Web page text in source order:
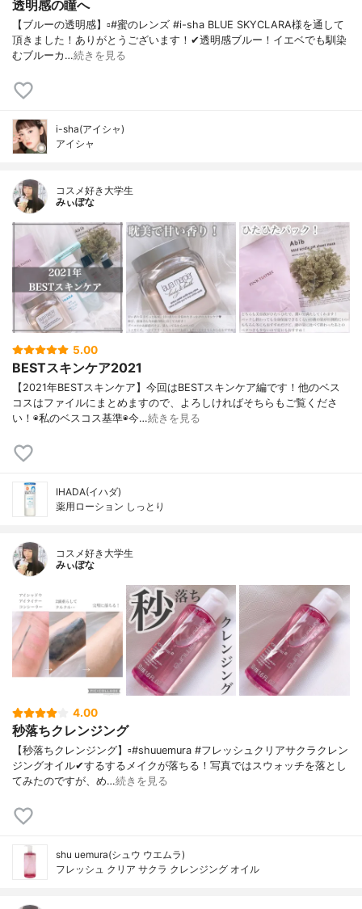
透明感の瞳へ
【ブルーの透明感】▫️#蜜のレンズ #i-sha BLUE SKYCLARA様を通して
頂きました！ありがとうございます！✔透明感ブルー！イエベでも馴染
むブルーカ…続きを見る
i-sha(アイシャ)
アイシャ
コスメ好き大学生
みぃぽな
5.00
BESTスキンケア2021
【2021年BESTスキンケア】今回はBESTスキンケア編です！他のベス
コスはファイルにまとめますので、よろしければそちらもご覧くださ
い！◉私のベスコス基準◉今…続きを見る
IHADA(イハダ)
薬用ローション しっとり
コスメ好き大学生
みぃぽな
4.00
秒落ちクレンジング
【秒落ちクレンジング】▫️#shuuemura #フレッシュクリアサクラクレン
ジングオイル✔するするメイクが落ちる！写真ではスウォッチを落とし
てみたのですが、め…続きを見る
shu uemura(シュウ ウエムラ)
フレッシュ クリア サクラ クレンジング オイル